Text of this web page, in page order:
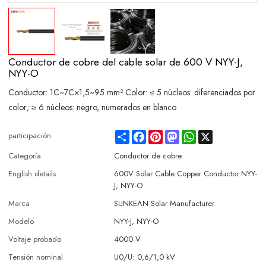
Conductor de cobre del cable solar de 600 V NYY-J,
NYY-O
Conductor: 1C~7C×1,5~95 mm² Color: ≤ 5 núcleos: diferenciados por
color; ≥ 6 núcleos: negro, numerados en blanco
participación ShareFacebookPinterestMastodonWhatsApp
Categoría
Conductor de cobre
English details
600V Solar Cable Copper Conductor NYY-
J, NYY-O
Marca
SUNKEAN Solar Manufacturer
Modelo
NYY-J, NYY-O
Voltaje probado
4000 V
Tensión nominal
U0/U: 0,6/1,0 kV